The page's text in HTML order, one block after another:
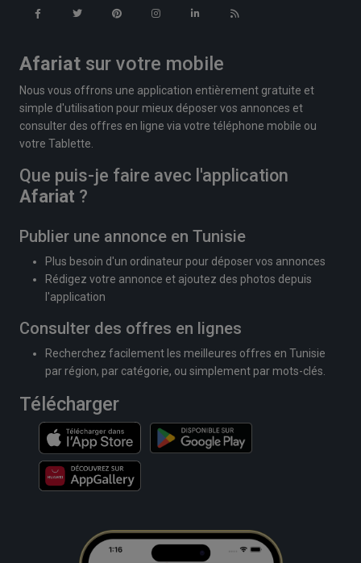
Afariat sur votre mobile
Nous vous offrons une application entièrement gratuite et
simple d'utilisation pour mieux déposer vos annonces et
consulter des offres en ligne via votre téléphone mobile ou
votre Tablette.
Que puis-je faire avec l'application
Afariat ?
Publier une annonce en Tunisie
Plus besoin d'un ordinateur pour déposer vos annonces
Rédigez votre annonce et ajoutez des photos depuis
l'application
Consulter des offres en lignes
Recherchez facilement les meilleures offres en Tunisie
par région, par catégorie, ou simplement par mots-clés.
Télécharger